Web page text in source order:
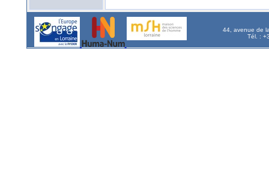
44, avenue de
Tél. :